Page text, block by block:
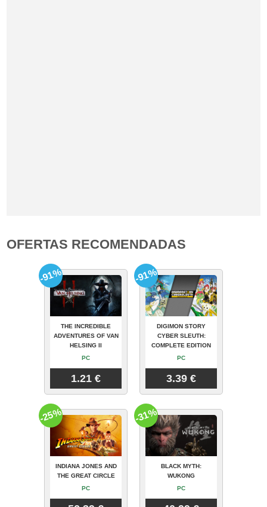
OFERTAS RECOMENDADAS
THE INCREDIBLE
ADVENTURES OF VAN
HELSING II
PC
1.21 €
-91%
DIGIMON STORY
CYBER SLEUTH:
COMPLETE EDITION
PC
3.39 €
-91%
INDIANA JONES AND
THE GREAT CIRCLE
PC
-25%
BLACK MYTH:
WUKONG
PC
-31%